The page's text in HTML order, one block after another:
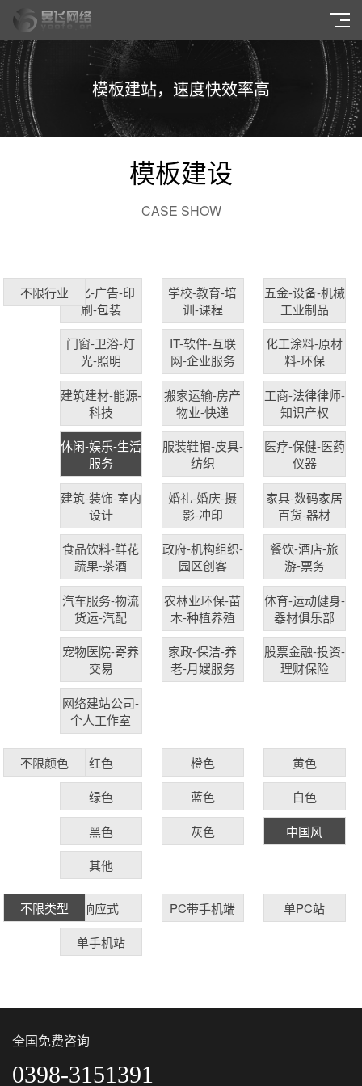
模板建站，速度快效率高
模板建设
CASE SHOW
不限行业文化-广告-印
刷-包装
学校-教育-培
训-课程
五金-设备-机械
工业制品
门窗-卫浴-灯
光-照明
IT-软件-互联
网-企业服务
化工涂料-原材
料-环保
建筑建材-能源-
科技
搬家运输-房产
物业-快递
工商-法律律师-
知识产权
休闲-娱乐-生活
服务
服装鞋帽-皮具-
纺织
医疗-保健-医药
仪器
建筑-装饰-室内
设计
婚礼-婚庆-摄
影-冲印
家具-数码家居
百货-器材
食品饮料-鲜花
蔬果-茶酒
政府-机构组织-
园区创客
餐饮-酒店-旅
游-票务
汽车服务-物流
货运-汽配
农林业环保-苗
木-种植养殖
体育-运动健身-
器材俱乐部
宠物医院-寄养
交易
家政-保洁-养
老-月嫂服务
股票金融-投资-
理财保险
网络建站公司-
个人工作室
不限颜色 红色 橙色 黄色
绿色 蓝色 白色
黑色 灰色 中国风
其他
不限类型 响应式 PC带手机端 单PC站
单手机站
全国免费咨询
0398-3151391